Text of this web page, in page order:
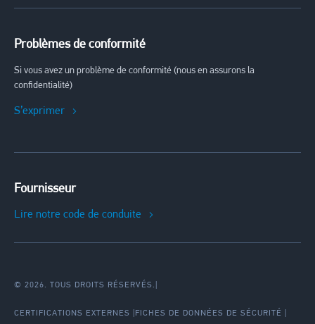
Problèmes de conformité
Si vous avez un problème de conformité (nous en assurons la
confidentialité)
S’exprimer
Fournisseur
Lire notre code de conduite
© 2026. TOUS DROITS RÉSERVÉS.
CERTIFICATIONS EXTERNES FICHES DE DONNÉES DE SÉCURITÉ